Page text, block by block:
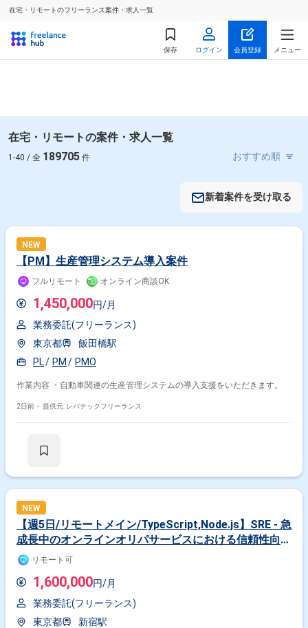
在宅・リモートのフリーランス案件・求人一覧
保存 ログイン 会員登録 メニュー
在宅・リモートの案件・求人一覧
1-40 / 全 189705 件
新着案件を受け取る
NEW
【PM】生産管理システム導入案件
フルリモート オンライン商談OK
1,450,000円/月
業務委託(フリーランス)
東京都
飯田橋駅
PL
PM PMO
作業内容 ・自動車関連の生産管理システムの導入支援をいただきます。
2日前・ 提供元: レバテックフリーランス
NEW
【週5日/リモートメイン/TypeScript,Node.js】SRE - 急
成長中のオンラインオリパサービスにおける信頼性向上
とインフラ基盤改善
リモート可
1,600,000円/月
業務委託(フリーランス)
東京都
新宿駅